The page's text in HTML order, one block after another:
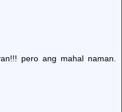
pero ang mahal naman.